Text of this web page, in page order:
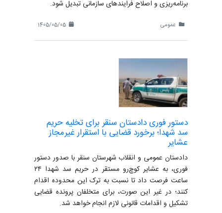
برنامه‌ریزی و اصلاح فرایندهای سازمانی تبدیل شود.
عمومی
دستور فوری دادستان سنقر برای تخلیه حریم
سد شهدا؛ برخورد قضایی با استقرار غیرمجاز
عشایر
دادستان عمومی و انقلاب شهرستان سنقر با صدور دستور
فوری، به عشایر کوچ‌رو مستقر در حریم سد شهدا ۲۴
ساعت فرصت داد تا نسبت به ترک این محدوده اقدام
کنند؛ در غیر این صورت، برای متخلفان پرونده قضایی
تشکیل و اقدامات قانونی لازم انجام خواهد شد.